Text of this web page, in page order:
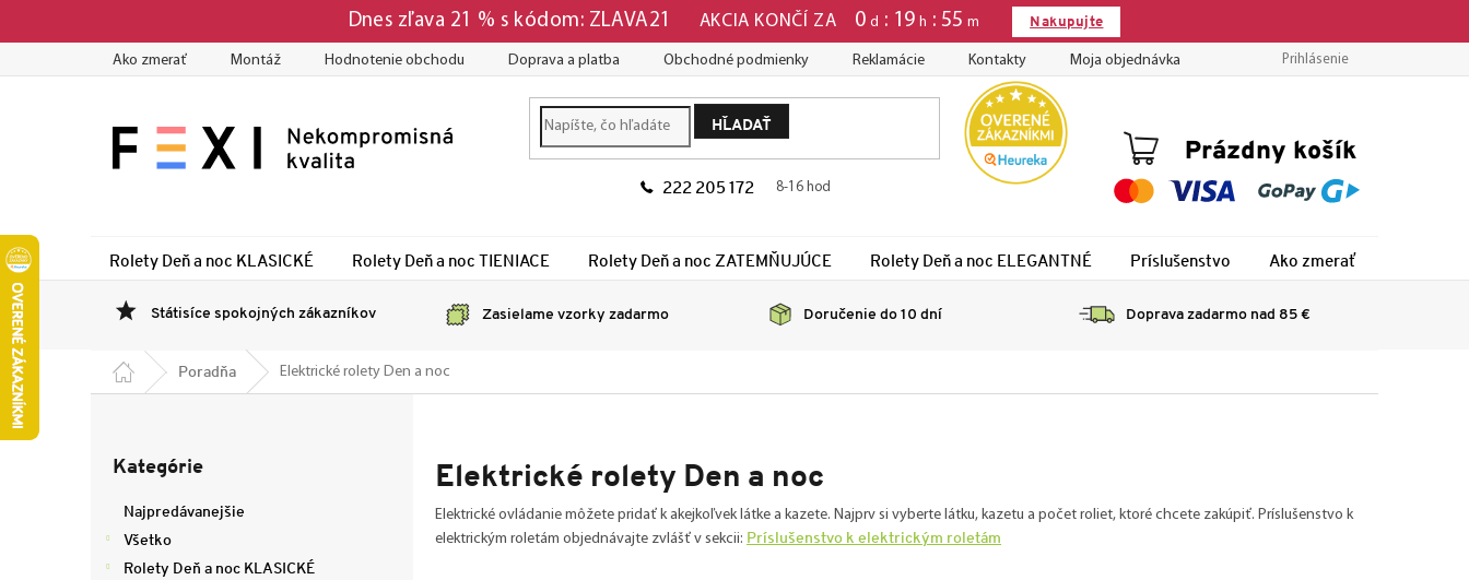
Dnes zľava 21 % s kódom: ZLAVA21 AKCIA KONČÍ ZA 0 d 19 h 55 m Nakupujte
Ako zmerať Montáž Hodnotenie obchodu Doprava a platba Obchodné podmienky Reklamácie Kontakty Moja objednávka Prihlásenie
HĽADAŤ
222 205 172 8-16 hod
Nákupný
Prázdny košík
Rolety Deň a noc KLASICKÉ Rolety Deň a noc TIENIACE Rolety Deň a noc ZATEMŇUJÚCE Rolety Deň a noc ELEGANTNÉ Príslušenstvo Ako zmerať
Státisíce spokojných zákazníkov Zasielame vzorky zadarmo Doručenie do 10 dní Doprava zadarmo nad 85 €
DomovPoradňa Elektrické rolety Den a noc
kategórie
Kategórie
Najpredávanejšie
Všetko
Rolety Deň a noc KLASICKÉ
Elektrické rolety Den a noc
Elektrické ovládanie môžete pridať k akejkoľvek látke a kazete. Najprv si vyberte látku, kazetu a počet roliet, ktoré chcete zakúpiť. Príslušenstvo k
elektrickým roletám objednávajte zvlášť v sekcii: Príslušenstvo k elektrickým roletám